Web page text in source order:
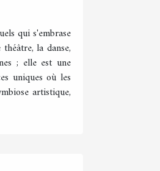
qui s'embrase
la danse,
; elle est une
uniques où les
artistique,